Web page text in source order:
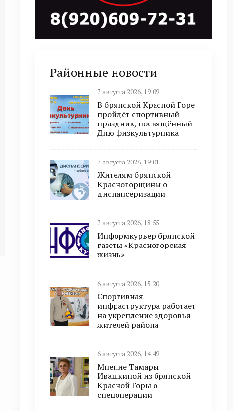
Районные новости
7 августа 2026, 19:09
В брянской Красной Горе
пройдёт спортивный
праздник, посвящённый
Дню физкультурника
7 августа 2026, 19:01
Жителям брянской
Красногорщины о
диспансеризации
7 августа 2026, 18:55
Информкурьер брянской
газеты «Красногорская
жизнь»
6 августа 2026, 15:20
Спортивная
инфраструктура работает
на укрепление здоровья
жителей района
6 августа 2026, 14:49
Мнение Тамары
Ивашкиной из брянской
Красной Горы о
спецоперации